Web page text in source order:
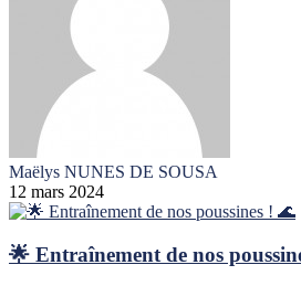
Maëlys NUNES DE SOUSA
12 mars 2024
🌟 Entraînement de nos